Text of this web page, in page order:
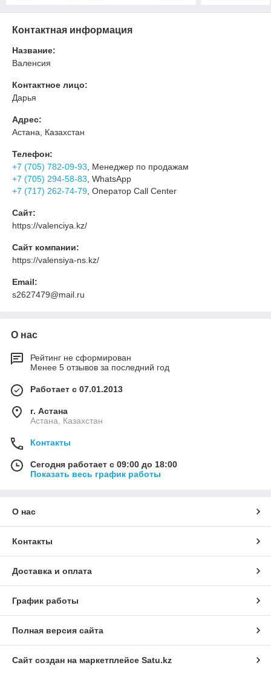
Контактная информация
Название:
Валенсия
Контактное лицо:
Дарья
Адрес:
Астана, Казахстан
Телефон:
+7 (705) 782-09-93, Менеджер по продажам
+7 (705) 294-58-83, WhatsApp
+7 (717) 262-74-79, Оператор Call Center
Сайт:
https://valenciya.kz/
Сайт компании:
https://valensiya-ns.kz/
Email:
s2627479@mail.ru
О нас
Рейтинг не сформирован
Менее 5 отзывов за последний год
Работает с 07.01.2013
г. Астана
Астана, Казахстан
Контакты
Сегодня работает с 09:00 до 18:00
Показать весь график работы
О нас
Контакты
Доставка и оплата
График работы
Полная версия сайта
Сайт создан на маркетплейсе Satu.kz